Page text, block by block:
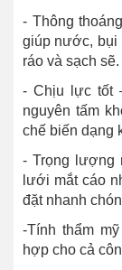
- Thông
giúp nước, bụi
ráo và sạch sẽ.
- Chịu lực tốt
nguyên tấm
chế biến dạng
- Trọng lượng
lưới mắt cáo
đặt nhanh
-Tính thẩm
hợp cho cả